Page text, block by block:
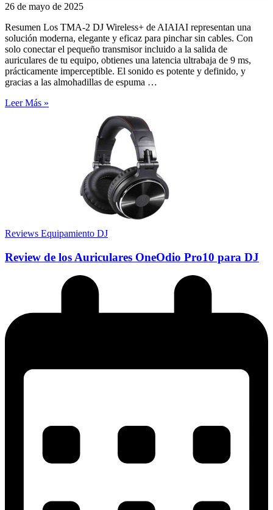
26 de mayo de 2025
Resumen Los TMA-2 DJ Wireless+ de AIAIAI representan una
solución moderna, elegante y eficaz para pinchar sin cables. Con
solo conectar el pequeño transmisor incluido a la salida de
auriculares de tu equipo, obtienes una latencia ultrabaja de 9 ms,
prácticamente imperceptible. El sonido es potente y definido, y
gracias a las almohadillas de espuma …
Leer Más »
Reviews Equipamiento DJ
Review de los Auriculares OneOdio Pro10 para DJ